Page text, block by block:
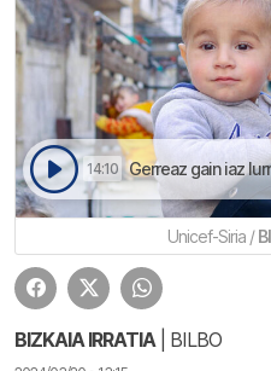
14:10 Gerreaz gain iaz
Unicef-Siria /
BIZKAIA IRRATIA| BILBO